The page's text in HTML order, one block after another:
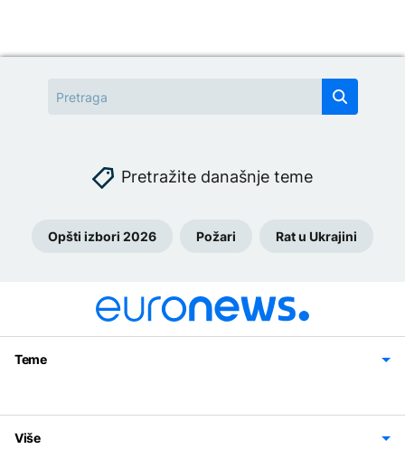
Pretražite današnje teme
Opšti izbori 2026 Požari Rat u Ukrajini
Teme
Svijet
Sport
Magazin
Više